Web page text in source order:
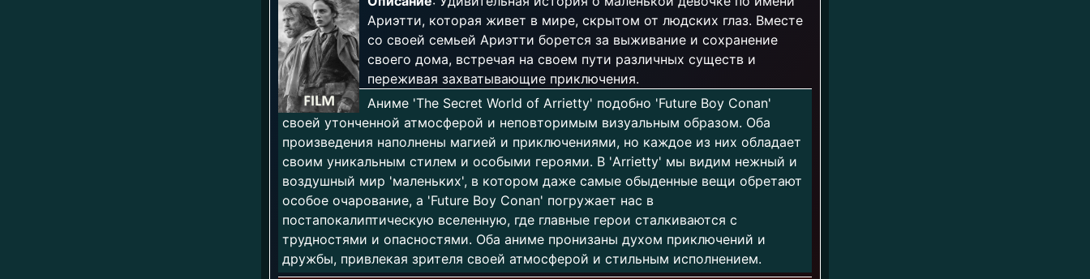
Ариэтти, которая живет в мире, скрытом от людских глаз. Вместе
со своей семьей Ариэтти борется за выживание и сохранение
своего дома, встречая на своем пути различных существ и
переживая захватывающие приключения.
Аниме 'The Secret World of Arrietty' подобно 'Future Boy Conan'
своей утонченной атмосферой и неповторимым визуальным образом. Оба
произведения наполнены магией и приключениями, но каждое из них обладает
своим уникальным стилем и особыми героями. В 'Arrietty' мы видим нежный и
воздушный мир 'маленьких', в котором даже самые обыденные вещи обретают
особое очарование, а 'Future Boy Conan' погружает нас в
постапокалиптическую вселенную, где главные герои сталкиваются с
трудностями и опасностями. Оба аниме пронизаны духом приключений и
дружбы, привлекая зрителя своей атмосферой и стильным исполнением.